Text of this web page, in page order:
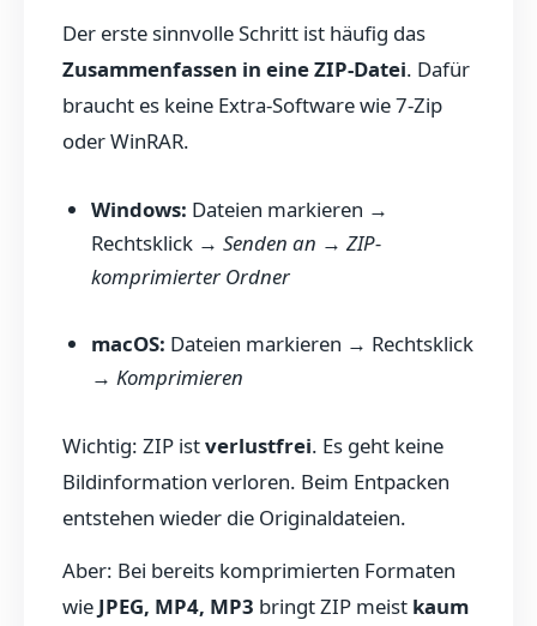
Der erste sinnvolle Schritt ist häufig das
Zusammenfassen in eine ZIP-Datei. Dafür
braucht es keine Extra-Software wie 7-Zip
oder WinRAR.
Windows: Dateien markieren →
Rechtsklick → Senden an → ZIP-
komprimierter Ordner
macOS: Dateien markieren → Rechtsklick
→ Komprimieren
Wichtig: ZIP istverlustfrei. Es geht keine
Bildinformation verloren. Beim Entpacken
entstehen wieder die Originaldateien.
Aber: Bei bereits komprimierten Formaten
wie JPEG, MP4, MP3 bringt ZIP meist kaum